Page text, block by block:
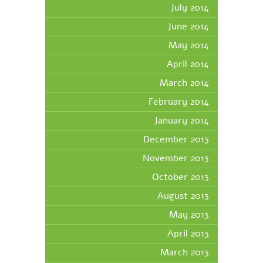
July 2014
June 2014
May 2014
April 2014
March 2014
February 2014
January 2014
December 2013
November 2013
October 2013
August 2013
May 2013
April 2013
March 2013